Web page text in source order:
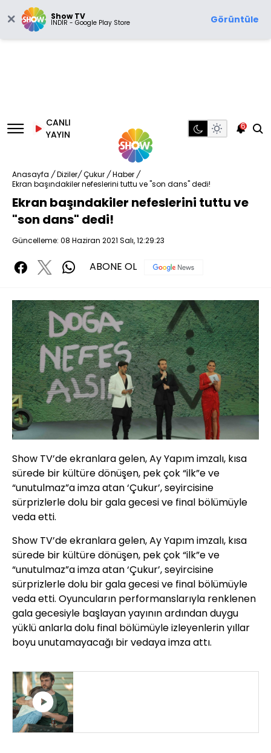
Show TV
İNDİR - Google Play Store Görüntüle
CANLI
YAYIN
6
Anasayfa / Diziler/ Çukur / Haber /
Ekran başındakiler nefeslerini tuttu ve "son dans" dedi!
Ekran başındakiler nefeslerini tuttu ve
"son dans" dedi!
Güncelleme: 08 Haziran 2021 Salı, 12:29:23
ABONE OL
Show TV’de ekranlara gelen, Ay Yapım imzalı, kısa
sürede bir kültüre dönüşen, pek çok “ilk”e ve
“unutulmaz”a imza atan ‘Çukur’, seyircisine
sürprizlerle dolu bir gala gecesi ve final bölümüyle
veda etti.
Show TV’de ekranlara gelen, Ay Yapım imzalı, kısa
sürede bir kültüre dönüşen, pek çok “ilk”e ve
“unutulmaz”a imza atan ‘Çukur’, seyircisine
sürprizlerle dolu bir gala gecesi ve final bölümüyle
veda etti. Oyuncuların performanslarıyla renklenen
gala gecesiyle başlayan yayının ardından duygu
yüklü anlarla dolu final bölümüyle izleyenlerin yıllar
boyu unutamayacağı bir vedaya imza attı.